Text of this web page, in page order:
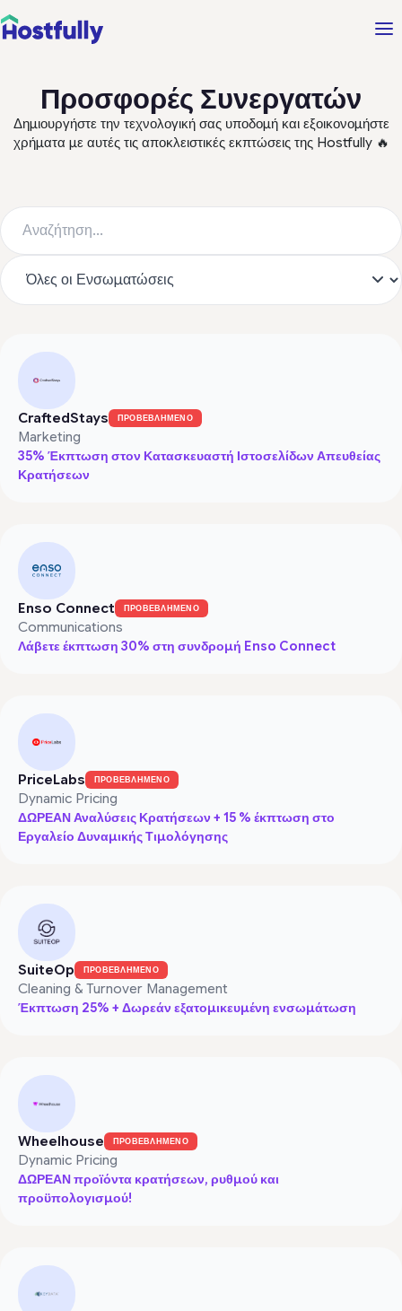
Προσφορές Συνεργατών
Δημιουργήστε την τεχνολογική σας υποδομή και εξοικονομήστε
χρήματα με αυτές τις αποκλειστικές εκπτώσεις της Hostfully 🔥
CraftedStays ΠΡΟΒΕΒΛΗΜΕΝΟ
Marketing
35% Έκπτωση στον Κατασκευαστή Ιστοσελίδων Απευθείας
Κρατήσεων
Enso Connect ΠΡΟΒΕΒΛΗΜΕΝΟ
Communications
Λάβετε έκπτωση 30% στη συνδρομή Enso Connect
PriceLabs ΠΡΟΒΕΒΛΗΜΕΝΟ
Dynamic Pricing
ΔΩΡΕΑΝ Αναλύσεις Κρατήσεων + 15 % έκπτωση στο
Εργαλείο Δυναμικής Τιμολόγησης
SuiteOp ΠΡΟΒΕΒΛΗΜΕΝΟ
Cleaning & Turnover Management
Έκπτωση 25% + Δωρεάν εξατομικευμένη ενσωμάτωση
Wheelhouse ΠΡΟΒΕΒΛΗΜΕΝΟ
Dynamic Pricing
ΔΩΡΕΑΝ προϊόντα κρατήσεων, ρυθμού και
προϋπολογισμού!